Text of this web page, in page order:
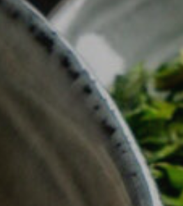
Toujours actif
informations afin
vous acceptez leur installation.
pouvant, s'il le souhaite,
doit garder à l'esprit qu'une
le site.